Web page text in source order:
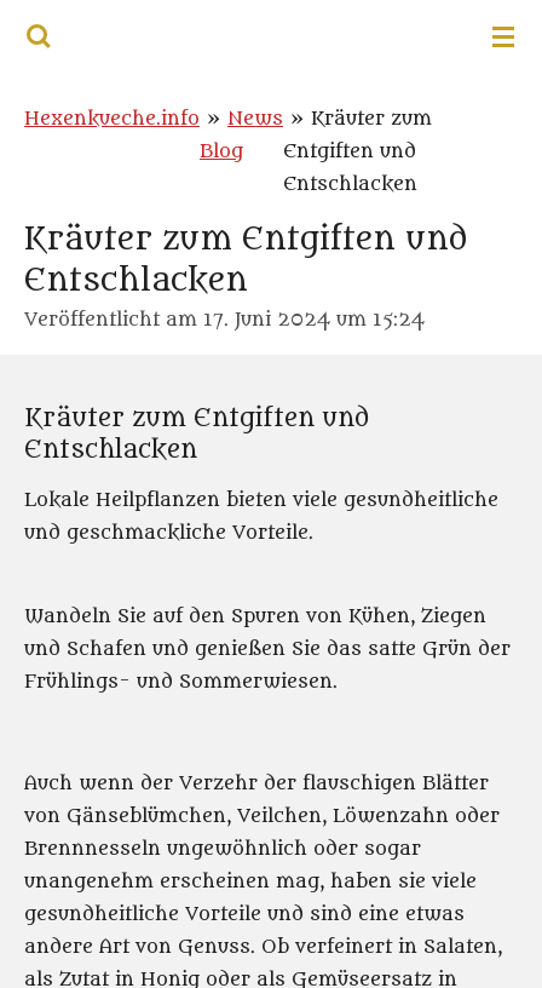
Zum
Hexenkueche.info » News
Blog
» Kräuter zum
Entgiften und
Entschlacken
Kräuter zum Entgiften und
Entschlacken
Veröffentlicht am 17. Juni 2024 um 15:24
Kräuter zum Entgiften und
Entschlacken
Lokale Heilpflanzen bieten viele gesundheitliche
und geschmackliche Vorteile.
Wandeln Sie auf den Spuren von Kühen, Ziegen
und Schafen und genießen Sie das satte Grün der
Frühlings- und Sommerwiesen.
Auch wenn der Verzehr der flauschigen Blätter
von Gänseblümchen, Veilchen, Löwenzahn oder
Brennnesseln ungewöhnlich oder sogar
unangenehm erscheinen mag, haben sie viele
gesundheitliche Vorteile und sind eine etwas
andere Art von Genuss. Ob verfeinert in Salaten,
als Zutat in Honig oder als Gemüseersatz in